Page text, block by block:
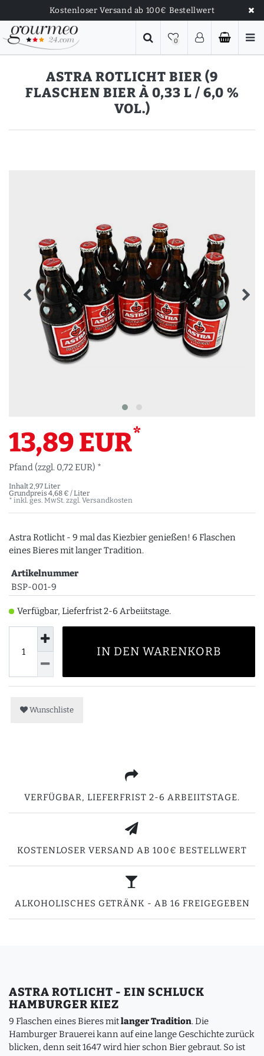
Kostenloser Versand ab 100€ Bestellwert
0
ASTRA ROTLICHT BIER (9
FLASCHEN BIER À 0,33 L / 6,0 %
VOL.)
13,89 EUR*
Pfand (zzgl. 0,72 EUR) *
Inhalt2,97 Liter
Grundpreis 4,68 € / Liter
* inkl. ges. MwSt. zzgl. Versandkosten
Astra Rotlicht - 9 mal das Kiezbier genießen! 6 Flaschen
eines Bieres mit langer Tradition.
Artikelnummer
BSP-001-9
Verfügbar, Lieferfrist 2-6 Arbeiitstage.
IN DEN WARENKORB
Wunschliste
VERFÜGBAR, LIEFERFRIST 2-6 ARBEIITSTAGE.
KOSTENLOSER VERSAND AB 100€ BESTELLWERT
ALKOHOLISCHES GETRÄNK - AB 16 FREIGEGEBEN
ASTRA ROTLICHT - EIN SCHLUCK
HAMBURGER KIEZ
9 Flaschen eines Bieres mitlanger Tradition. Die
Hamburger Brauerei kann auf eine lange Geschichte zurück
blicken, denn seit 1647 wird hier schon Bier gebraut. So ist